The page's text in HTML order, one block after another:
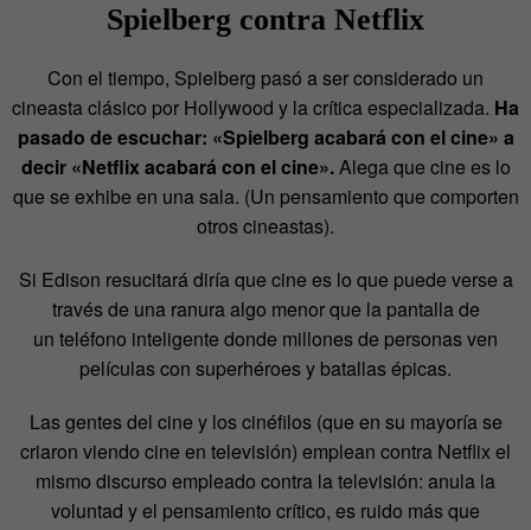
Spielberg contra Netflix
Con el tiempo, Spielberg pasó a ser considerado un
cineasta clásico por Hollywood y la crítica especializada. Ha
pasado de escuchar: «Spielberg acabará con el cine» a
decir «Netflix acabará con el cine».Alega que cine es lo
que se exhibe en una sala. (Un pensamiento que comporten
otros cineastas).
Si Edison resucitará diría que cine es lo que puede verse a
través de una ranura algo menor que la pantalla de
un teléfono inteligente donde millones de personas ven
películas con superhéroes y batallas épicas.
Las gentes del cine y los cinéfilos (que en su mayoría se
criaron viendo cine en televisión) emplean contra Netflix el
mismo discurso empleado contra la televisión: anula la
voluntad y el pensamiento crítico, es ruido más que